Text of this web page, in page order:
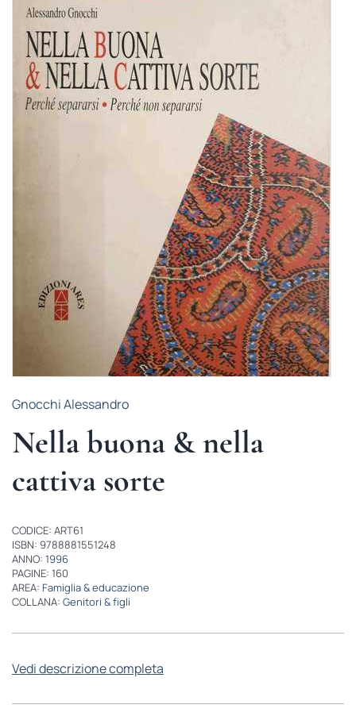
ATTUALITÀ
Gnocchi Alessandro
Nella buona & nella
cattiva sorte
CODICE: ART61
ISBN: 9788881551248
ANNO: 1996
PAGINE: 160
AREA: Famiglia & educazione
COLLANA: Genitori & figli
Vedi descrizione completa